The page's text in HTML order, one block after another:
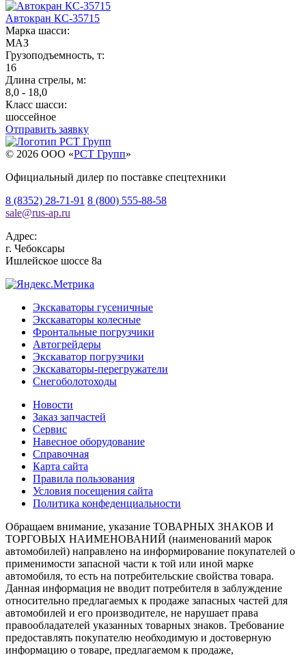
Автокран КС-35715
Марка шасси:
МАЗ
Грузоподъемность, т:
16
Длина стрелы, м:
8,0 - 18,0
Класс шасси:
шоссейное
Отправить заявку
© 2026 OOO «РСТ Групп»
Официальный дилер по поставке спецтехники
8 (8352) 28-71-91 8 (800) 555-88-58
sale@rus-ap.ru
Адрес:
г. Чебоксары
Ишлейское шоссе 8а
Экскаваторы гусеничные
Экскаваторы колесные
Фронтальные погрузчики
Автогрейдеры
Экскаватор погрузчики
Экскаваторы-перегружатели
Снегоболотоходы
Новости
Заказ запчастей
Сервис
Навесное оборудование
Справочная
Карта сайта
Правила пользования
Условия посещения сайта
Политика конфеденциальности
Обращаем внимание, указание ТОВАРНЫХ ЗНАКОВ И
ТОРГОВЫХ НАИМЕНОВАНИЙ (наименований марок
автомобилей) направлено на информирование покупателей о
применимости запасной части к той или иной марке
автомобиля, то есть на потребительские свойства товара.
Данная информация не вводит потребителя в заблуждение
относительно предлагаемых к продаже запасных частей для
автомобилей и его производителе, не нарушает права
правообладателей указанных товарных знаков. Требование
предоставлять покупателю необходимую и достоверную
информацию о товаре, предлагаемом к продаже,